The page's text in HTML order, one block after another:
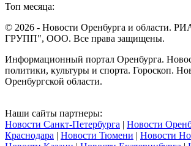
Топ месяца:
© 2026 - Новости Оренбурга и области.
ГРУПП", ООО. Все права защищены.
Информационный портал Оренбурга.
политики, культуры и спорта. Гороскоп.
Оренбургской области.
Наши сайты партнеры:
Новости Санкт-Петербурга | Новости
Краснодара | Новости Тюмени | Новости